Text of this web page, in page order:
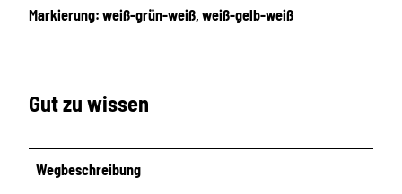
Markierung: weiß-grün-weiß, weiß-gelb-weiß
Gut zu wissen
Wegbeschreibung